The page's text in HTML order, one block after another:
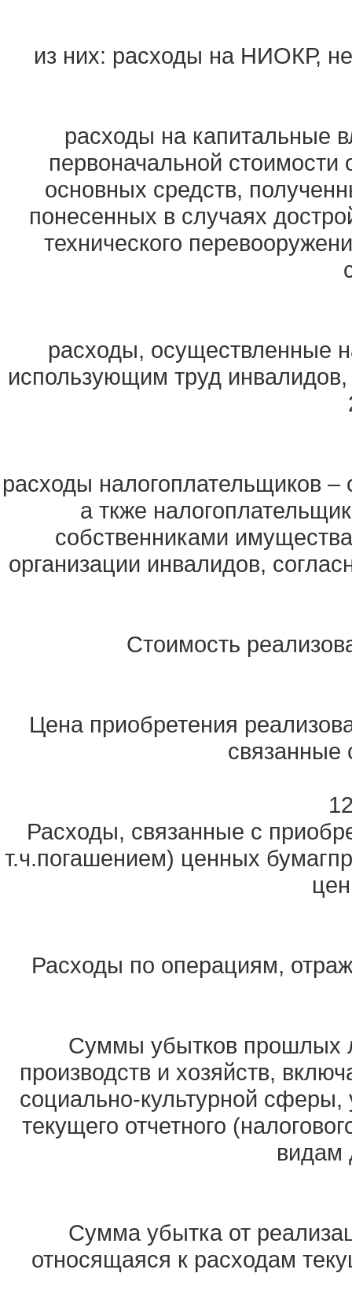
из них: расходы на НИОКР,
расходы на капитальные
первоначальной
основных средств,
понесенных в случаях
технического
расходы, осуществленные
использующим труд инвалидов,
расходы налогоплательщиков
а ткже
собственниками
организации инвалидов,
Стоимость
Цена приобретения
связанные
Расходы, связанные с
т.ч.погашением) ценных
Расходы по операциям,
Суммы убытков прошлых
производств и хозяйств,
социально-культурной
текущего отчетного
видам
Сумма убытка от
относящаяся к расходам